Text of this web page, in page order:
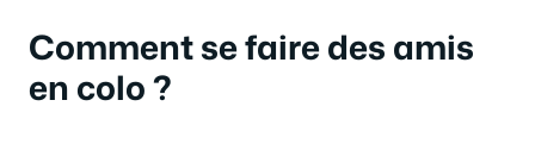
Comment se faire des amis
en colo ?